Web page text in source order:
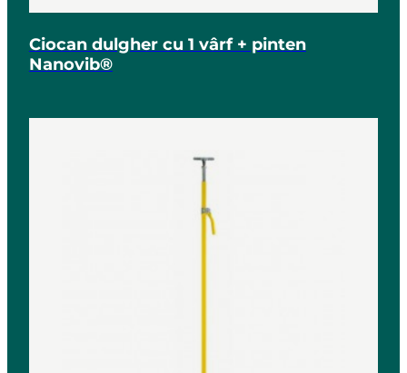
Ciocan dulgher cu 1 vârf + pinten
Nanovib®